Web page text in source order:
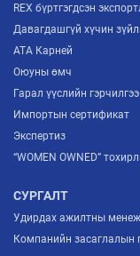
REX бүртгэгдсэн
Давагдашгүй хүчин
ATA Карней
Оюуны өмч
Гарал үүслийн гэрчилгээ
Импортын сертификат
Экспертиз
“WOMEN OWNED”
СУРГАЛТ
Удирдах ажилтны
Компанийн засаглалын